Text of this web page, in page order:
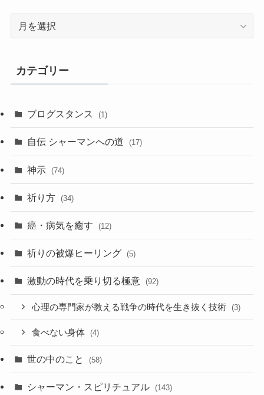
ア
カ
ブ
カテゴリー
ブログスタンス (1)
自伝 シャーマンへの道 (17)
神示 (74)
祈り方 (34)
癌・病気を癒す (12)
祈りの被爆ヒーリング (5)
激動の時代を乗り切る極意 (92)
心理の専門家が教える戦争の時代を生き抜く技術 (3)
食べない身体 (4)
世の中のこと (58)
シャーマン・スピリチュアル (143)